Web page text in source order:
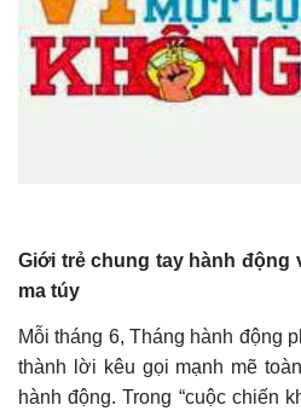
Giới trẻ chung tay hành động
ma túy
Mỗi tháng 6, Tháng hành động
thành lời kêu gọi mạnh mẽ
hành động. Trong “cuộc chiến